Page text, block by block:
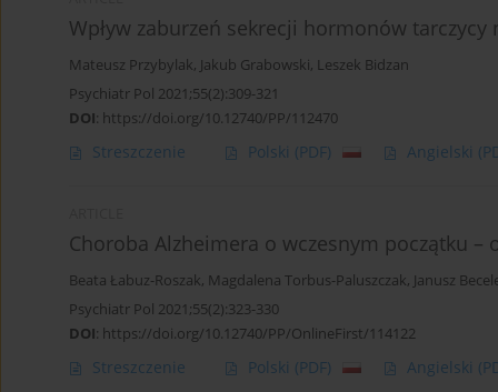
Wpływ zaburzeń sekrecji hormonów tarczycy
Mateusz Przybylak, Jakub Grabowski, Leszek Bidzan
Psychiatr Pol 2021;55(2):309-321
DOI: https://doi.org/10.12740/PP/112470
Streszczenie Polski (PDF) Angielski
Choroba Alzheimera o wczesnym początku –
Beata Łabuz-Roszak, Magdalena Torbus-Paluszczak, Janusz
Psychiatr Pol 2021;55(2):323-330
DOI: https://doi.org/10.12740/PP/OnlineFirst/114122
Streszczenie Polski (PDF) Angielski